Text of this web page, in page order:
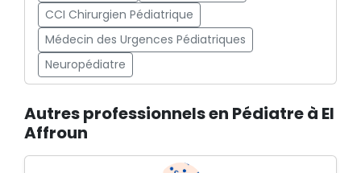
CCI Chirurgien Pédiatrique
Médecin des Urgences Pédiatriques
Neuropédiatre
Autres professionnels en Pédiatre à El
Affroun